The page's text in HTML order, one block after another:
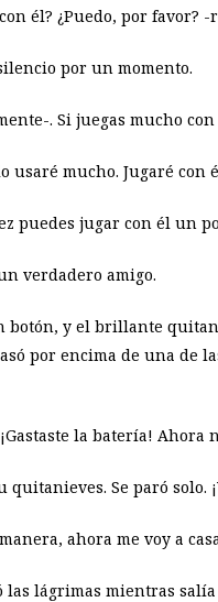
él? ¿Puedo, por favor? -
por un momento.
. Si juegas mucho
usaré mucho. Jugaré con
puedes jugar con él un
verdadero amigo.
botón, y el brillante
por encima de una de
la batería!
quitanieves. Se paró
ahora me voy a
las lágrimas mientras